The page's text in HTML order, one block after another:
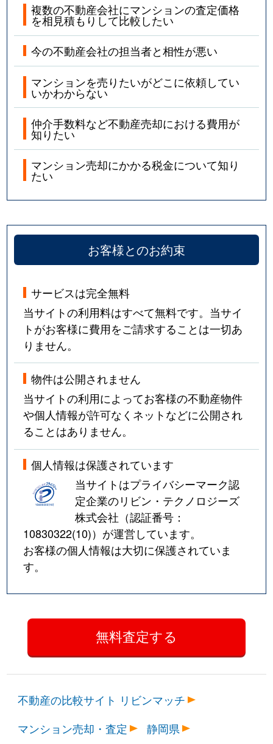
複数の不動産会社にマンションの査定価格
を相見積もりして比較したい
今の不動産会社の担当者と相性が悪い
マンションを売りたいがどこに依頼してい
いかわからない
仲介手数料など不動産売却における費用が
知りたい
マンション売却にかかる税金について知り
たい
お客様とのお約束
サービスは完全無料
当サイトの利用料はすべて無料です。当サイ
トがお客様に費用をご請求することは一切あ
りません。
物件は公開されません
当サイトの利用によってお客様の不動産物件
や個人情報が許可なくネットなどに公開され
ることはありません。
個人情報は保護されています
当サイトはプライバシーマーク認
定企業のリビン・テクノロジーズ
株式会社（認証番号：
10830322(10)）が運営しています。
お客様の個人情報は大切に保護されていま
す。
不動産の比較サイト リビンマッチ
マンション売却・査定
静岡県